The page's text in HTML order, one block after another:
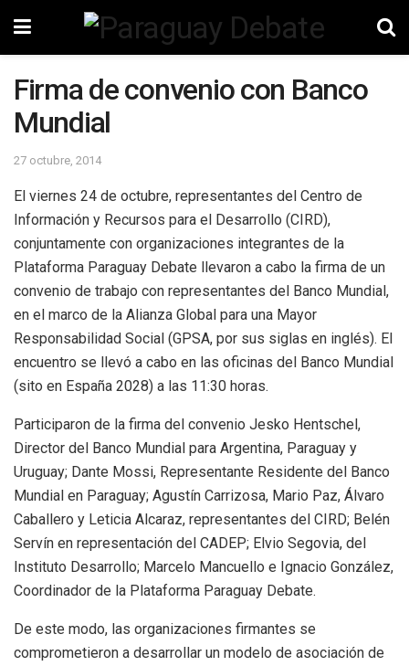
Firma de convenio con Banco
Mundial
27 octubre, 2014
El viernes 24 de octubre, representantes del Centro de
Información y Recursos para el Desarrollo (CIRD),
conjuntamente con organizaciones integrantes de la
Plataforma Paraguay Debate llevaron a cabo la firma de un
convenio de trabajo con representantes del Banco Mundial,
en el marco de la Alianza Global para una Mayor
Responsabilidad Social (GPSA, por sus siglas en inglés). El
encuentro se llevó a cabo en las oficinas del Banco Mundial
(sito en España 2028) a las 11:30 horas.
Participaron de la firma del convenio Jesko Hentschel,
Director del Banco Mundial para Argentina, Paraguay y
Uruguay; Dante Mossi, Representante Residente del Banco
Mundial en Paraguay; Agustín Carrizosa, Mario Paz, Álvaro
Caballero y Leticia Alcaraz, representantes del CIRD; Belén
Servín en representación del CADEP; Elvio Segovia, del
Instituto Desarrollo; Marcelo Mancuello e Ignacio González,
Coordinador de la Plataforma Paraguay Debate.
De este modo, las organizaciones firmantes se
comprometieron a desarrollar un modelo de asociación de